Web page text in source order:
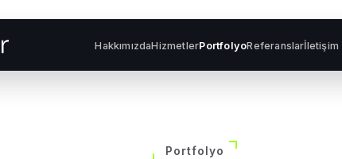
HakkımızdaHizmetlerPortfolyoReferanslarİletişim
Portfolyo